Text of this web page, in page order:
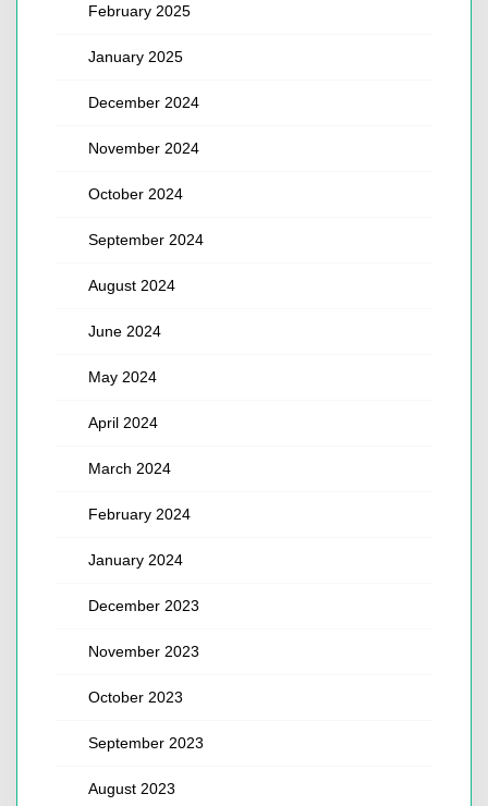
February 2025
January 2025
December 2024
November 2024
October 2024
September 2024
August 2024
June 2024
May 2024
April 2024
March 2024
February 2024
January 2024
December 2023
November 2023
October 2023
September 2023
August 2023